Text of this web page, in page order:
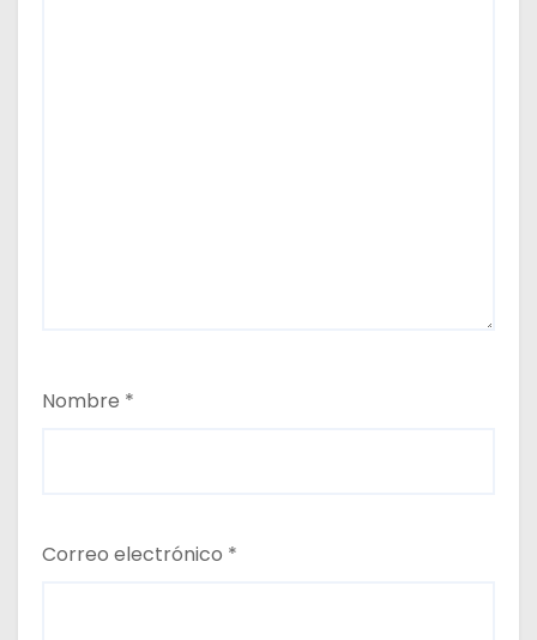
Nombre *
Correo electrónico *